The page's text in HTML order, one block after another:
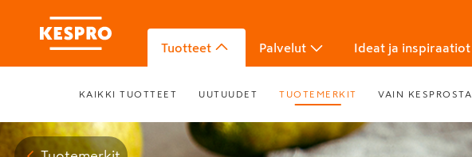
Tuotteet Palvelut Ideat ja inspiraatiot
KAIKKI TUOTTEET UUTUUDET TUOTEMERKIT VAIN KESPROSTA